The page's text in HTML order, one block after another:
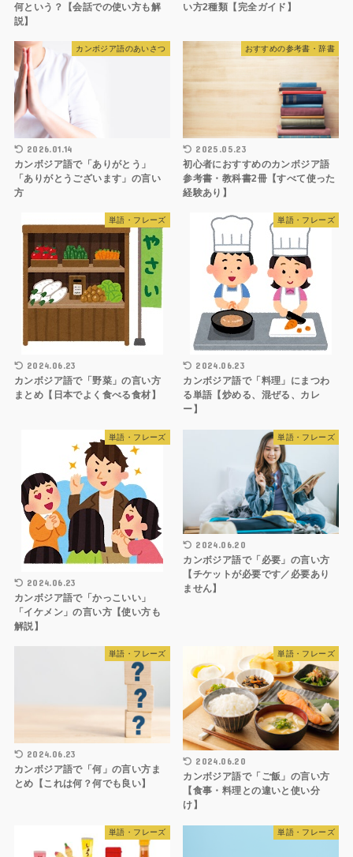
何という？【会話での使い方も解
説】
い方2種類【完全ガイド】
カンボジア語のあいさつ
2026.01.14
カンボジア語で「ありがとう」
「ありがとうございます」の言い
方
おすすめの参考書・辞書
2025.05.23
初心者におすすめのカンボジア語
参考書・教科書2冊【すべて使った
経験あり】
単語・フレーズ
2024.06.23
カンボジア語で「野菜」の言い方
まとめ【日本でよく食べる食材】
単語・フレーズ
2024.06.23
カンボジア語で「料理」にまつわ
る単語【炒める、混ぜる、カレ
ー】
単語・フレーズ
2024.06.23
カンボジア語で「かっこいい」
「イケメン」の言い方【使い方も
解説】
単語・フレーズ
2024.06.20
カンボジア語で「必要」の言い方
【チケットが必要です／必要あり
ません】
単語・フレーズ
2024.06.23
カンボジア語で「何」の言い方ま
とめ【これは何？何でも良い】
単語・フレーズ
2024.06.20
カンボジア語で「ご飯」の言い方
【食事・料理との違いと使い分
け】
単語・フレーズ 単語・フレーズ